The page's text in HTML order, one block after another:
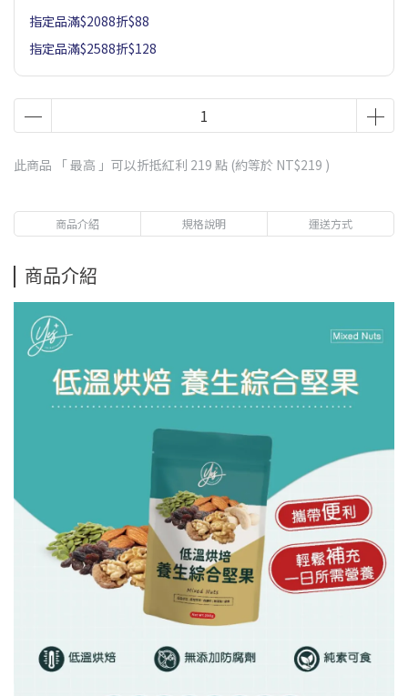
指定品滿$2088折$88
指定品滿$2588折$128
此商品 「 最高 」可以折抵紅利 219 點 (約等於 NT$219 )
商品介紹 規格說明 運送方式
商品介紹